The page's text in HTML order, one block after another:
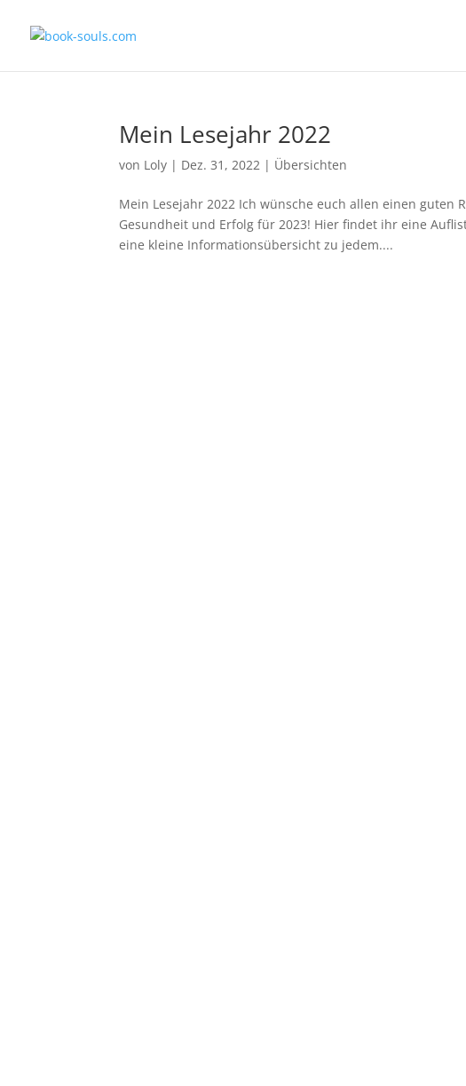
Mein Lesejahr 2022
von Loly | Dez. 31, 2022 | Übersichten
Mein Lesejahr 2022 Ich wünsche euch allen einen guten
Gesundheit und Erfolg für 2023! Hier findet ihr eine
eine kleine Informationsübersicht zu jedem....